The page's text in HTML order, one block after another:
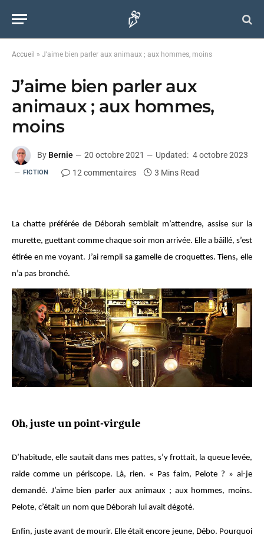
Accueil » J’aime bien parler aux animaux ; aux hommes, moins
J’aime bien parler aux
animaux ; aux hommes,
moins
By Bernie 20 octobre 2021 Updated: 4 octobre 2023
FICTION 12 commentaires 3 Mins Read
La chatte préférée de Déborah semblait m’attendre, assise sur la
murette, guettant comme chaque soir mon arrivée. Elle a bâillé, s’est
étirée en me voyant. J’ai rempli sa gamelle de croquettes. Tiens, elle
n’a pas bronché.
Oh, juste un point-virgule
D’habitude, elle sautait dans mes pattes, s’y frottait, la queue levée,
raide comme un périscope. Là, rien. « Pas faim, Pelote ? » ai-je
demandé. J’aime bien parler aux animaux ; aux hommes, moins.
Pelote, c’était un nom que Déborah lui avait dégoté.
Enfin, juste avant de mourir. Elle était encore jeune, Débo. Pourquoi